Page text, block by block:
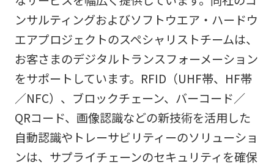
ンサルティングおよびソフトウエア・ハードウ
エアプロジェクトのスペシャリストチームは、
お客さまのデジタルトランスフォーメーション
をサポートしています。RFID（UHF帯、HF帯
／NFC）、ブロックチェーン、バーコード／
QRコード、画像認識などの新技術を活用した
自動認識やトレーサビリティーのソリューショ
ンは、サプライチェーンのセキュリティを確保